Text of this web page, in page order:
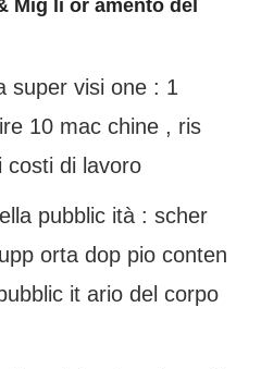
Mig li or amento del
super visi one : 1
10 mac chine , ris
costi di lavoro
pubblic ità : scher
orta dop pio conten
it ario del corpo